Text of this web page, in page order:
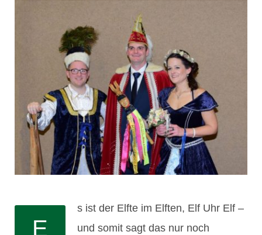
E
s ist der Elfte im Elften, Elf Uhr Elf –
und somit sagt das nur noch